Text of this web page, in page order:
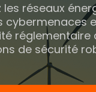
les réseaux
cybermenaces
réglementaire
de sécurité